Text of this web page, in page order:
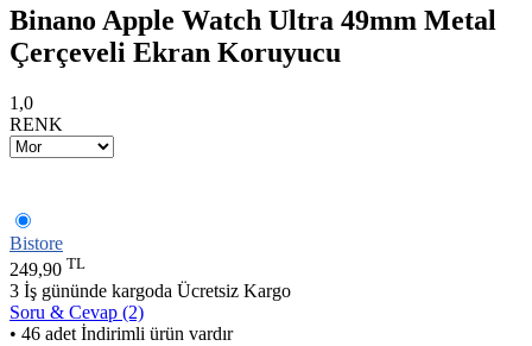
Binano Apple Watch Ultra 49mm Metal
Çerçeveli Ekran Koruyucu
1,0
RENK
Bistore
249,90 TL
3 İş gününde kargoda Ücretsiz Kargo
Soru & Cevap (2)
• 46 adet İndirimli ürün vardır